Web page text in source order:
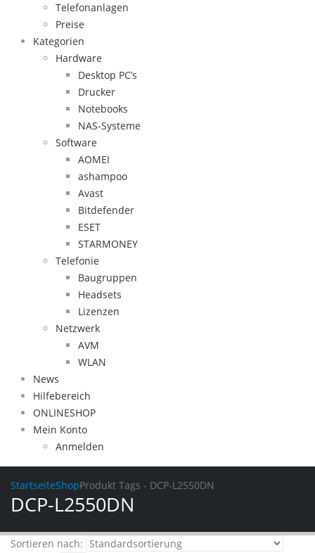
Telefonanlagen
Preise
Kategorien
Hardware
Desktop PC’s
Drucker
Notebooks
NAS-Systeme
Software
AOMEI
ashampoo
Avast
Bitdefender
ESET
STARMONEY
Telefonie
Baugruppen
Headsets
Lizenzen
Netzwerk
AVM
WLAN
News
Hilfebereich
ONLINESHOP
Mein Konto
Anmelden
StartseiteShopProdukt Tags - DCP-L2550DN
DCP-L2550DN
Sortieren nach: